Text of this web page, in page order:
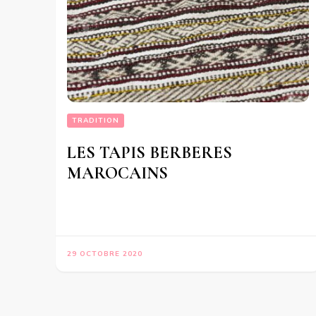
TRADITION
LES TAPIS BERBERES
MAROCAINS
29 OCTOBRE 2020